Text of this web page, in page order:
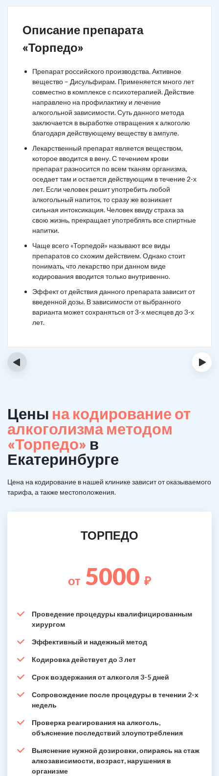
Описание препарата
«Торпедо»
Препарат российского производства. Активное
вещество – Дисульфирам. Применяется много лет
совместно в комплексе с психотерапией. Действие
направлено на профилактику и лечение
алкогольной зависимости. Суть данного метода
заключается в выработке отвращения к алкоголю
благодаря действующему веществу в ампуле.
Лекарственный препарат является веществом,
которое вводится в вену. С течением крови
препарат разносится по всем тканям организма,
оседает там и остается действующим в течение 2-х
лет. Если человек решит употребить любой
алкогольный напиток, то сразу же возникает
сильная интоксикация. Человек ввиду страха за
свою жизнь, прекращает употреблять все спиртные
напитки.
Чаще всего «Торпедой» называют все виды
препаратов со схожим действием. Однако стоит
понимать, что лекарство при данном виде
кодирования вводится только внутривенно.
Эффект от действия данного препарата зависит от
введенной дозы. В зависимости от выбранного
варианта может сохраняться от 3-х месяцев до 3-х
лет.
‹ ›
Цены на кодирование от
алкоголизма методом
«Торпедо» в
Екатеринбурге
Цена на кодирование в нашей клинике зависит от оказываемого
тарифа, а также местоположения.
ТОРПЕДО
от 5000 ₽
Проведение процедуры квалифицированным
хирургом
Эффективный и надежный метод
Кодировка действует до 3 лет
Срок воздержания от алкоголя 3-5 дней
Сопровождение после процедуры в течении 2-х
недель
Проверка реагирования на алкоголь,
объяснение последствий злоупотребления
Выяснение нужной дозировки, опираясь на стаж
алкозависимости, возраст, нарушения в
организме